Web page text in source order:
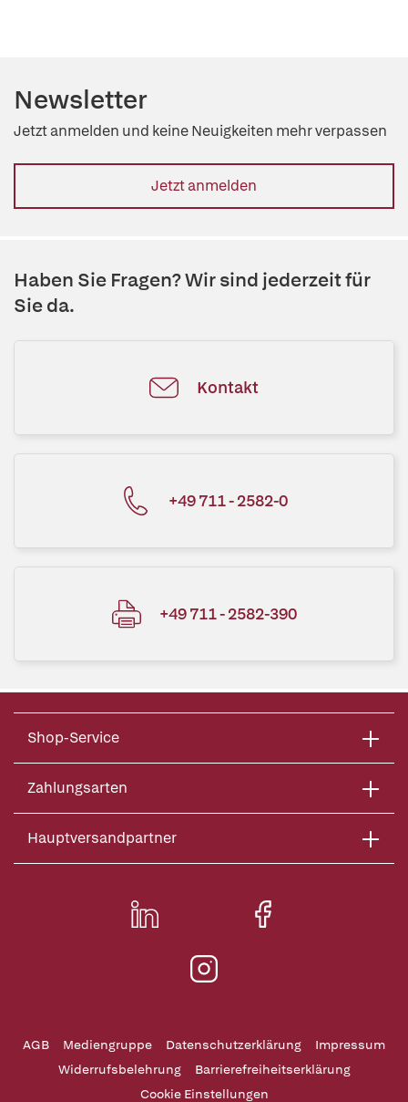
Newsletter
Jetzt anmelden und keine Neuigkeiten mehr verpassen
Jetzt anmelden
Haben Sie Fragen? Wir sind jederzeit für
Sie da.
Kontakt
+49 711 - 2582-0
+49 711 - 2582-390
Shop-Service
Zahlungsarten
Hauptversandpartner
AGB Mediengruppe Datenschutzerklärung
Impressum
Widerrufsbelehrung
Barrierefreiheitserklärung
Cookie Einstellungen